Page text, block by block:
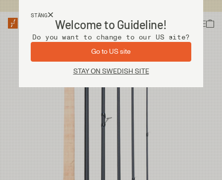
STÄNG
Welcome to Guideline!
Do you want to change to our US site?
Go to US site
STAY ON SWEDISH SITE